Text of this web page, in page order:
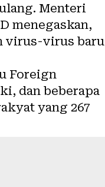
Menteri
menegaskan,
virus-virus baru
Foreign
dan beberapa
yang 267